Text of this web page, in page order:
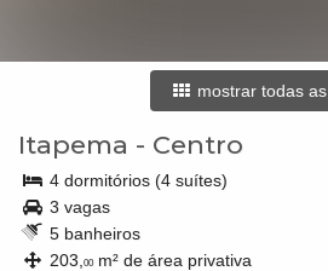
mostrar todas
Itapema - Centro
4 dormitórios (4 suítes)
3 vagas
5 banheiros
203, 00m² de área privativa